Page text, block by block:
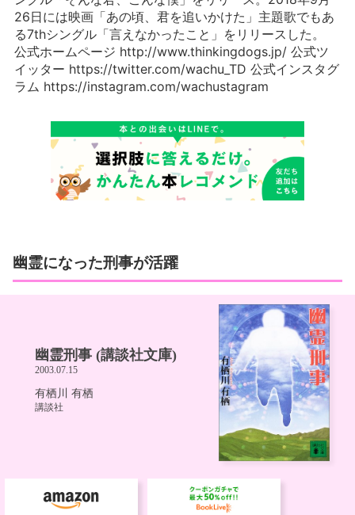
26日には映画「あの頃、君を追いかけた」主題歌でもあ
る7thシングル「言えなかったこと」をリリースした。
公式ホームページ http://www.thinkingdogs.jp/ 公式ツ
イッター https://twitter.com/wachu_TD 公式インスタグ
ラム https://instagram.com/wachustagram
幽霊になった刑事が活躍